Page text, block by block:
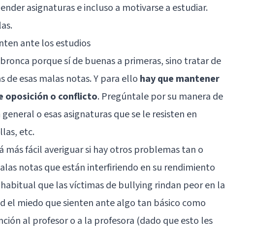
asignaturas e incluso a motivarse a estudiar.
ante los estudios
porque sí de buenas a primeras, sino tratar de
de esas malas notas. Y para ello hay que mantener
oposición o conflicto. Pregúntale por su manera de
o esas asignaturas que se le resisten en
etc.
más fácil averiguar si hay otros problemas tan o
notas que están interfiriendo en su rendimiento
que las víctimas de bullying rindan peor en la
el miedo que sienten ante algo tan básico como
al profesor o a la profesora (dado que esto les